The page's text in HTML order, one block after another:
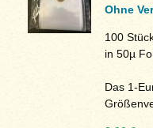
Ohne
100
in 50µ
Das 1-